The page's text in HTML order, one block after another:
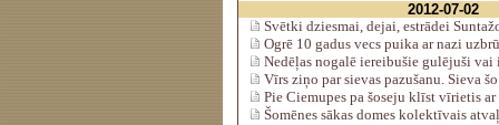
2012-07-02
Svētki dziesmai, dejai, estrādei
Ogrē 10 gadus vecs puika ar nazi
Nedēļas nogalē iereibušie gulējuši vai
Vīrs ziņo par sievas pazušanu. Sieva
Pie Ciemupes pa šoseju klīst vīrietis
Šomēnes sākas domes kolektīvais